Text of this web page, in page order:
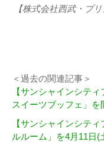
【株式会社西武・プ
＜過去の関連記事＞
【サンシャインシテ
スイーツブッフェ」を
【サンシャインシテ
ルルーム」を4月11日